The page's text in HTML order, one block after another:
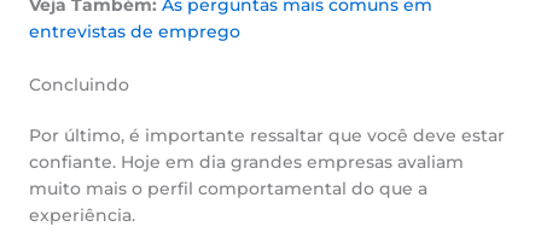
Veja Também: As perguntas mais comuns em
entrevistas de emprego
Concluindo
Por último, é importante ressaltar que você deve estar
confiante. Hoje em dia grandes empresas avaliam
muito mais o perfil comportamental do que a
experiência.